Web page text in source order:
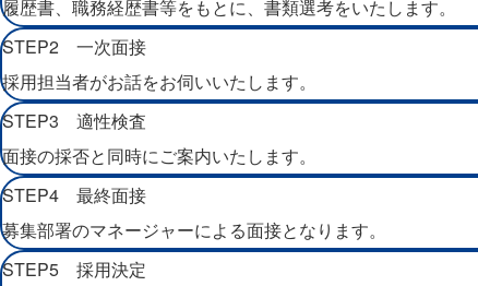
履歴書、職務経歴書等をもとに、書類選考をいたします。
STEP2 一次面接
採用担当者がお話をお伺いいたします。
STEP3 適性検査
面接の採否と同時にご案内いたします。
STEP4 最終面接
募集部署のマネージャーによる面接となります。
STEP5 採用決定